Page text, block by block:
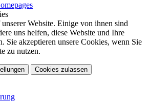
Website. Einige von ihnen sind
uns helfen, diese Website und Ihre
Sie akzeptieren unsere Cookies, wenn Sie
zu nutzen.
Cookies zulassen